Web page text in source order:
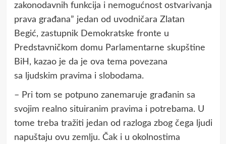
zakonodavnih funkcija i nemogućnost ostvarivanja
prava građana” jedan od uvodničara Zlatan
Begić, zastupnik Demokratske fronte u
Predstavničkom domu Parlamentarne skupštine
BiH, kazao je da je ova tema povezana
sa ljudskim pravima i slobodama.
– Pri tom se potpuno zanemaruje građanin sa
svojim realno situiranim pravima i potrebama. U
tome treba tražiti jedan od razloga zbog čega ljudi
napuštaju ovu zemlju. Čak i u okolnostima